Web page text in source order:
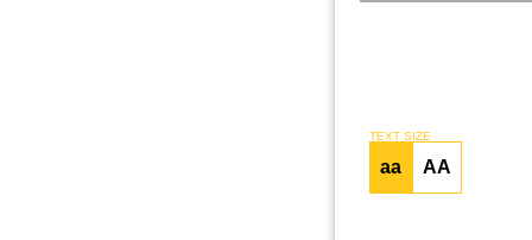
TEXT SIZE
aa AA